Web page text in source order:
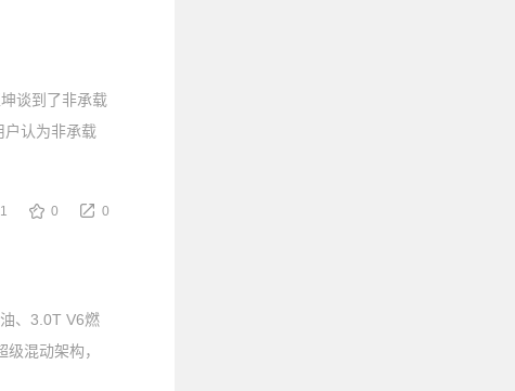
谈到了非承载
户认为非承载
0 0
、3.0T V6燃
混动架构，